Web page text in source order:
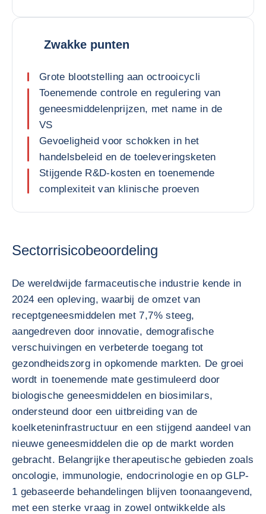
Zwakke punten
Grote blootstelling aan octrooicycli
Toenemende controle en regulering van
geneesmiddelenprijzen, met name in de
VS
Gevoeligheid voor schokken in het
handelsbeleid en de toeleveringsketen
Stijgende R&D-kosten en toenemende
complexiteit van klinische proeven
Sectorrisicobeoordeling
De wereldwijde farmaceutische industrie kende in
2024 een opleving, waarbij de omzet van
receptgeneesmiddelen met 7,7% steeg,
aangedreven door innovatie, demografische
verschuivingen en verbeterde toegang tot
gezondheidszorg in opkomende markten. De groei
wordt in toenemende mate gestimuleerd door
biologische geneesmiddelen en biosimilars,
ondersteund door een uitbreiding van de
koelketeninfrastructuur en een stijgend aandeel van
nieuwe geneesmiddelen die op de markt worden
gebracht. Belangrijke therapeutische gebieden zoals
oncologie, immunologie, endocrinologie en op GLP-
1 gebaseerde behandelingen blijven toonaangevend,
met een sterke vraag in zowel ontwikkelde als